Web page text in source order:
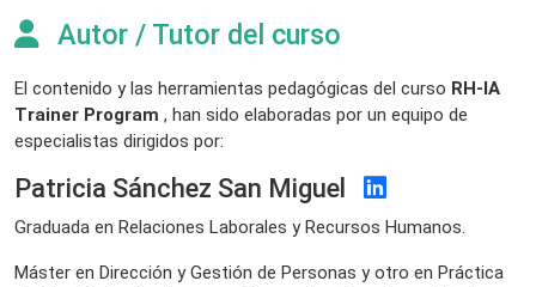
Autor / Tutor del curso
El contenido y las herramientas pedagógicas del curso RH-IA
Trainer Program , han sido elaboradas por un equipo de
especialistas dirigidos por:
Patricia Sánchez San Miguel
Graduada en Relaciones Laborales y Recursos Humanos.
Máster en Dirección y Gestión de Personas y otro en Práctica